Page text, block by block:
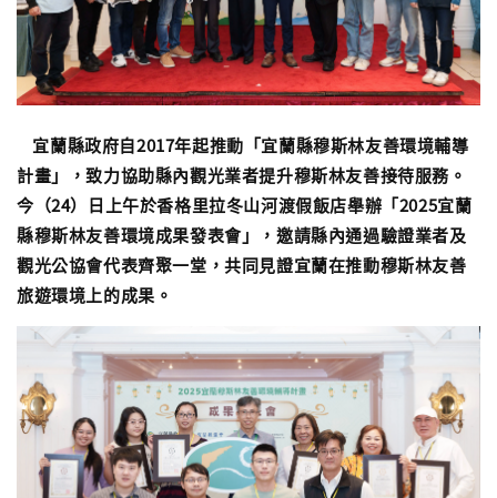
宜蘭縣政府自2017年起推動「宜蘭縣穆斯林友善環境輔導
計畫」，致力協助縣內觀光業者提升穆斯林友善接待服務。
今（24）日上午於香格里拉冬山河渡假飯店舉辦「2025宜蘭
縣穆斯林友善環境成果發表會」，邀請縣內通過驗證業者及
觀光公協會代表齊聚一堂，共同見證宜蘭在推動穆斯林友善
旅遊環境上的成果。